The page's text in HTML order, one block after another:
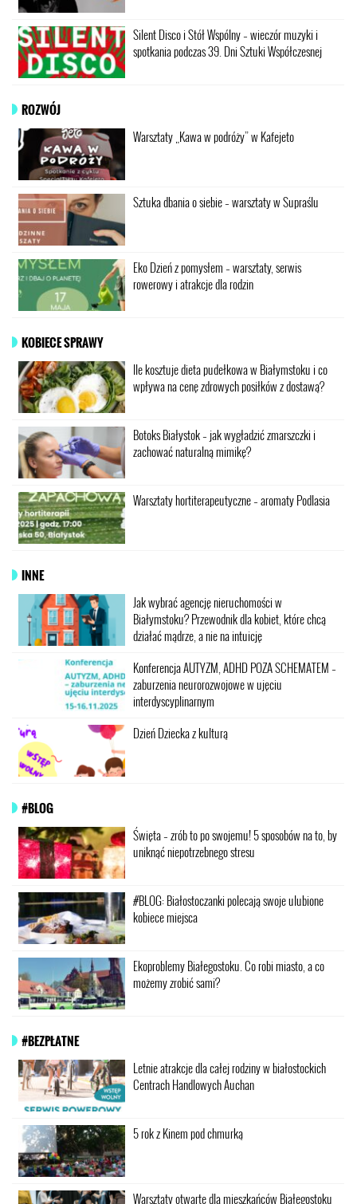
Silent Disco i Stół Wspólny – wieczór muzyki i
spotkania podczas 39. Dni Sztuki Współczesnej
ROZWÓJ
Warsztaty „Kawa w podróży” w Kafejeto
Sztuka dbania o siebie – warsztaty w Supraślu
Eko Dzień z pomysłem – warsztaty, serwis
rowerowy i atrakcje dla rodzin
KOBIECE SPRAWY
Ile kosztuje dieta pudełkowa w Białymstoku i co
wpływa na cenę zdrowych posiłków z dostawą?
Botoks Białystok – jak wygładzić zmarszczki i
zachować naturalną mimikę?
Warsztaty hortiterapeutyczne – aromaty Podlasia
INNE
Jak wybrać agencję nieruchomości w
Białymstoku? Przewodnik dla kobiet, które chcą
działać mądrze, a nie na intuicję
Konferencja AUTYZM, ADHD POZA SCHEMATEM –
zaburzenia neurorozwojowe w ujęciu
interdyscyplinarnym
Dzień Dziecka z kulturą
#BLOG
Święta – zrób to po swojemu! 5 sposobów na to, by
uniknąć niepotrzebnego stresu
#BLOG: Białostoczanki polecają swoje ulubione
kobiece miejsca
Ekoproblemy Białegostoku. Co robi miasto, a co
możemy zrobić sami?
#BEZPŁATNE
Letnie atrakcje dla całej rodziny w białostockich
Centrach Handlowych Auchan
5 rok z Kinem pod chmurką
Warsztaty otwarte dla mieszkańców Białegostoku